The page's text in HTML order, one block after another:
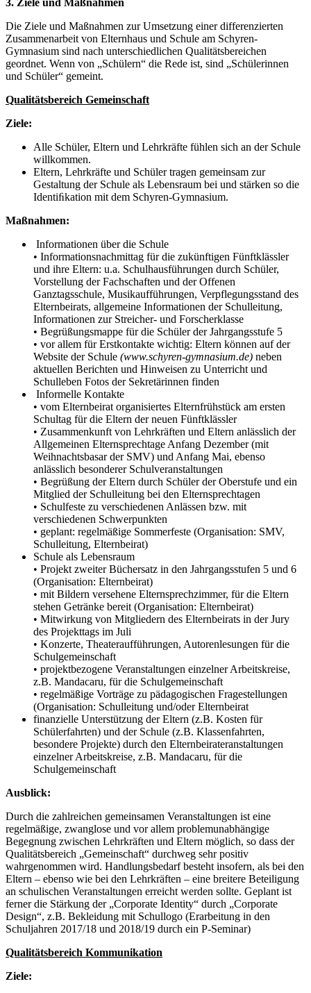
3. Ziele und Maßnahmen
Die Ziele und Maßnahmen zur Umsetzung einer differenzierten
Zusammenarbeit von Elternhaus und Schule am Schyren-
Gymnasium sind nach unterschiedlichen Qualitätsbereichen
geordnet. Wenn von „Schülern“ die Rede ist, sind „Schülerinnen
und Schüler“ gemeint.
Qualitätsbereich Gemeinschaft
Ziele:
Alle Schüler, Eltern und Lehrkräfte fühlen sich an der Schule
willkommen.
Eltern, Lehrkräfte und Schüler tragen gemeinsam zur
Gestaltung der Schule als Lebensraum bei und stärken so die
Identiﬁkation mit dem Schyren-Gymnasium.
Maßnahmen:
Informationen über die Schule
• Informationsnachmittag für die zukünftigen Fünftklässler
und ihre Eltern: u.a. Schulhausführungen durch Schüler,
Vorstellung der Fachschaften und der Offenen
Ganztagsschule, Musikaufführungen, Verpflegungsstand des
Elternbeirats, allgemeine Informationen der Schulleitung,
Informationen zur Streicher- und Forscherklasse
• Begrüßungsmappe für die Schüler der Jahrgangsstufe 5
• vor allem für Erstkontakte wichtig: Eltern können auf der
Website der Schule (www.schyren-gymnasium.de) neben
aktuellen Berichten und Hinweisen zu Unterricht und
Schulleben Fotos der Sekretärinnen finden
Informelle Kontakte
• vom Elternbeirat organisiertes Elternfrühstück am ersten
Schultag für die Eltern der neuen Fünftklässler
• Zusammenkunft von Lehrkräften und Eltern anlässlich der
Allgemeinen Elternsprechtage Anfang Dezember (mit
Weihnachtsbasar der SMV) und Anfang Mai, ebenso
anlässlich besonderer Schulveranstaltungen
• Begrüßung der Eltern durch Schüler der Oberstufe und ein
Mitglied der Schulleitung bei den Elternsprechtagen
• Schulfeste zu verschiedenen Anlässen bzw. mit
verschiedenen Schwerpunkten
• geplant: regelmäßige Sommerfeste (Organisation: SMV,
Schulleitung, Elternbeirat)
Schule als Lebensraum
• Projekt zweiter Büchersatz in den Jahrgangsstufen 5 und 6
(Organisation: Elternbeirat)
• mit Bildern versehene Elternsprechzimmer, für die Eltern
stehen Getränke bereit (Organisation: Elternbeirat)
• Mitwirkung von Mitgliedern des Elternbeirats in der Jury
des Projekttags im Juli
• Konzerte, Theateraufführungen, Autorenlesungen für die
Schulgemeinschaft
• projektbezogene Veranstaltungen einzelner Arbeitskreise,
z.B. Mandacaru, für die Schulgemeinschaft
• regelmäßige Vorträge zu pädagogischen Fragestellungen
(Organisation: Schulleitung und/oder Elternbeirat
finanzielle Unterstützung der Eltern (z.B. Kosten für
Schülerfahrten) und der Schule (z.B. Klassenfahrten,
besondere Projekte) durch den Elternbeirateranstaltungen
einzelner Arbeitskreise, z.B. Mandacaru, für die
Schulgemeinschaft
Ausblick:
Durch die zahlreichen gemeinsamen Veranstaltungen ist eine
regelmäßige, zwanglose und vor allem problemunabhängige
Begegnung zwischen Lehrkräften und Eltern möglich, so dass der
Qualitätsbereich „Gemeinschaft“ durchweg sehr positiv
wahrgenommen wird. Handlungsbedarf besteht insofern, als bei den
Eltern – ebenso wie bei den Lehrkräften – eine breitere Beteiligung
an schulischen Veranstaltungen erreicht werden sollte. Geplant ist
ferner die Stärkung der „Corporate Identity“ durch „Corporate
Design“, z.B. Bekleidung mit Schullogo (Erarbeitung in den
Schuljahren 2017/18 und 2018/19 durch ein P-Seminar)
Qualitätsbereich Kommunikation
Ziele: